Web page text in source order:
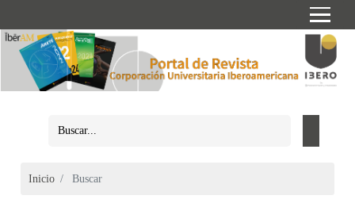
Inicio Buscar